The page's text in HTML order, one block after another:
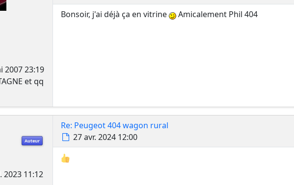
2007 23:19
et qq
Bonsoir, j'ai déjà ça en vitrine Amicalement Phil 404
Auteur
2023 11:12
Re: Peugeot 404 wagon rural
Message
27 avr. 2024 12:00